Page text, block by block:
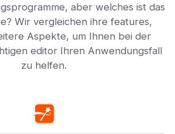
aber welches ist das
Wir vergleichen ihre features,
Aspekte, um Ihnen bei der
editor Ihren Anwendungsfall
zu helfen.